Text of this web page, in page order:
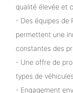
qualité élevée et
- Des équipes de
permettent une
constantes des
- Une offre de
types de
- Engagement